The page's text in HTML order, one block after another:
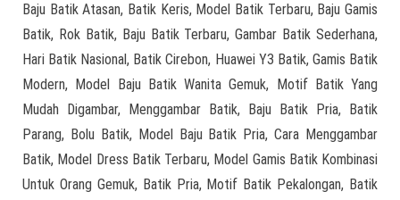
Baju Batik Atasan, Batik Keris, Model Batik Terbaru, Baju Gamis
Batik, Rok Batik, Baju Batik Terbaru, Gambar Batik Sederhana,
Hari Batik Nasional, Batik Cirebon, Huawei Y3 Batik, Gamis Batik
Modern, Model Baju Batik Wanita Gemuk, Motif Batik Yang
Mudah Digambar, Menggambar Batik, Baju Batik Pria, Batik
Parang, Bolu Batik, Model Baju Batik Pria, Cara Menggambar
Batik, Model Dress Batik Terbaru, Model Gamis Batik Kombinasi
Untuk Orang Gemuk, Batik Pria, Motif Batik Pekalongan, Batik